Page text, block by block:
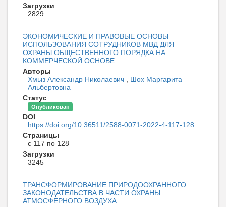
Загрузки
2829
ЭКОНОМИЧЕСКИЕ И ПРАВОВЫЕ ОСНОВЫ
ИСПОЛЬЗОВАНИЯ СОТРУДНИКОВ МВД ДЛЯ
ОХРАНЫ ОБЩЕСТВЕННОГО ПОРЯДКА НА
КОММЕРЧЕСКОЙ ОСНОВЕ
Авторы
Хмыз Александр Николаевич
Шох Маргарита
Альбертовна
Статус
Опубликован
DOI
https://doi.org/10.36511/2588-0071-2022-4-117-128
Страницы
с 117 по 128
Загрузки
3245
ТРАНСФОРМИРОВАНИЕ ПРИРОДООХРАННОГО
ЗАКОНОДАТЕЛЬСТВА В ЧАСТИ ОХРАНЫ
АТМОСФЕРНОГО ВОЗДУХА